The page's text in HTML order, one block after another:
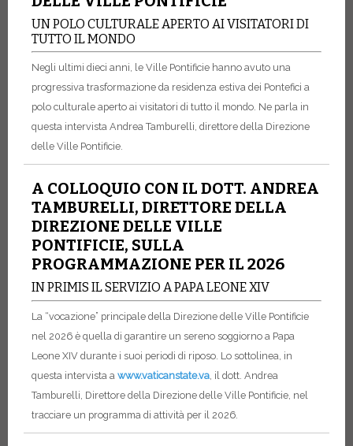
UN POLO CULTURALE APERTO AI VISITATORI DI
TUTTO IL MONDO
Negli ultimi dieci anni, le Ville Pontificie hanno avuto una
progressiva trasformazione da residenza estiva dei Pontefici a
polo culturale aperto ai visitatori di tutto il mondo. Ne parla in
questa intervista Andrea Tamburelli, direttore della Direzione
delle Ville Pontificie.
A COLLOQUIO CON IL DOTT. ANDREA
TAMBURELLI, DIRETTORE DELLA
DIREZIONE DELLE VILLE
PONTIFICIE, SULLA
PROGRAMMAZIONE PER IL 2026
IN PRIMIS IL SERVIZIO A PAPA LEONE XIV
La “vocazione” principale della Direzione delle Ville Pontificie
nel 2026 è quella di garantire un sereno soggiorno a Papa
Leone XIV durante i suoi periodi di riposo. Lo sottolinea, in
questa intervista a www.vaticanstate.va , il dott. Andrea
Tamburelli, Direttore della Direzione delle Ville Pontificie, nel
tracciare un programma di attività per il 2026.